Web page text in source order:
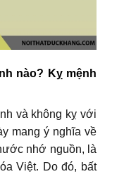
nào? Kỵ mệnh
và không kỵ với
mang ý nghĩa về
nhớ nguồn, là
Việt. Do đó, bất